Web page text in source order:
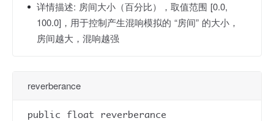
详情描述: 房间大小（百分比），取值范围 [0.0,
100.0]，用于控制产生混响模拟的 “房间” 的大小，
房间越大，混响越强
reverberance
public float reverberance